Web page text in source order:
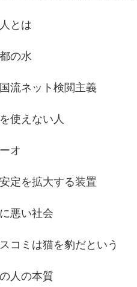
とは
の水
流ネット検閲主義
使えない人
オ
定を拡大する装置
悪い社会
コミは猫を豹だという
人の本質